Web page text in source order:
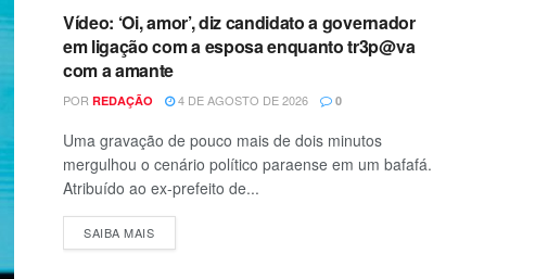
Vídeo: ‘Oi, amor’, diz candidato a governador
em ligação com a esposa enquanto tr3p@va
com a amante
POR REDAÇÃO 4 DE AGOSTO DE 2026 0
Uma gravação de pouco mais de dois minutos
mergulhou o cenário político paraense em um bafafá.
Atribuído ao ex-prefeito de...
SAIBA MAIS